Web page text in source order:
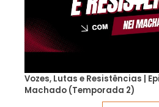
Vozes, Lutas e Resistências |
Machado (Temporada 2)